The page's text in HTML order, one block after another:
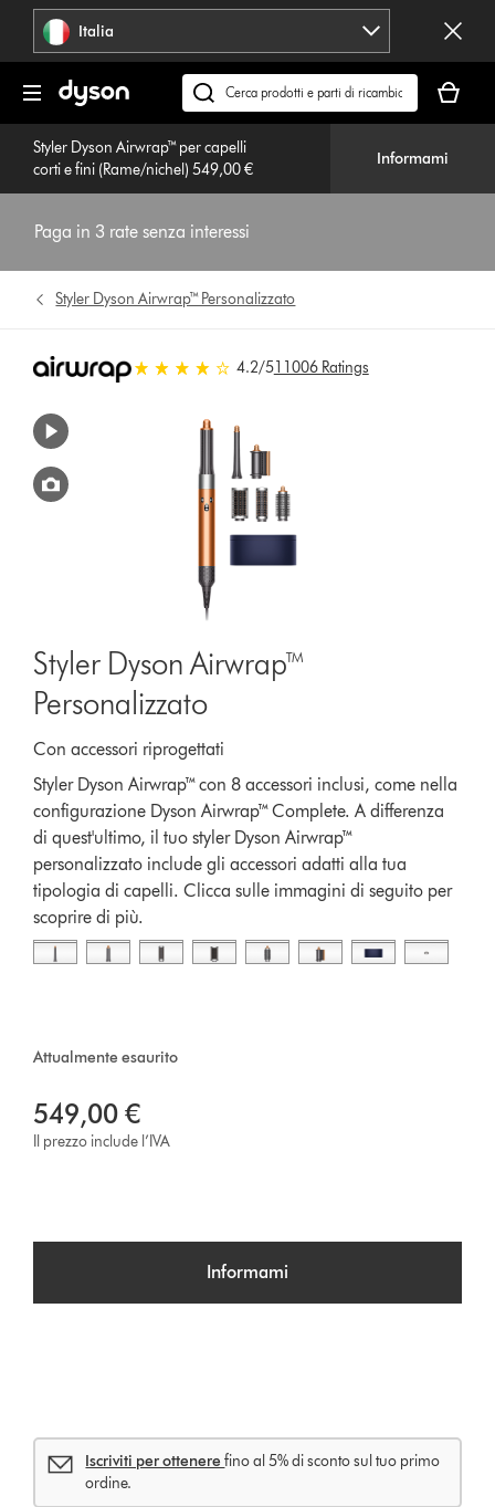
navigazione Italia
Cerca
su
dyson.it
carrello
è
Styler Dyson Airwrap™ per capelli
corti e fini (Rame/nichel) 549,00 €
Informami
Paga in 3 rate senza interessi
Styler Dyson Airwrap™ Personalizzato
Attualmente esaurito
549,00 €
Il prezzo include l’IVA
Informami
Iscriviti per ottenerefino al 5% di sconto sul tuo primo
ordine.
4.2 stelle su 5 da 11006 Ratings
4.2/511006 Ratings
Styler Dyson Airwrap™
Personalizzato
Con accessori riprogettati
Styler Dyson Airwrap™ con 8 accessori inclusi, come nella
configurazione Dyson Airwrap™ Complete. A differenza
di quest'ultimo, il tuo styler Dyson Airwrap™
personalizzato include gli accessori adatti alla tua
tipologia di capelli. Clicca sulle immagini di seguito per
scoprire di più.